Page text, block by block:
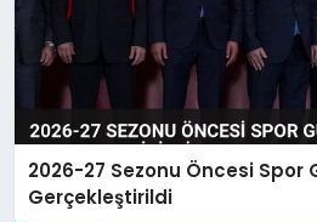
2026-27 Sezonu Öncesi Spor
Gerçekleştirildi